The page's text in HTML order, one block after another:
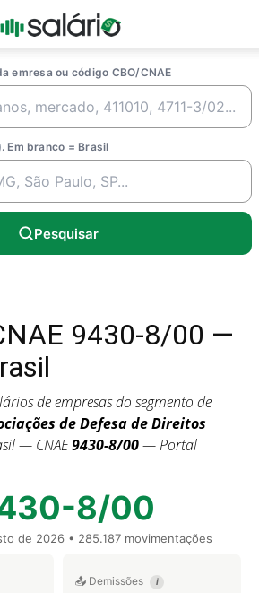
emresa ou código CBO/CNAE
. Em branco = Brasil
Pesquisar
9430-8/00 —
de empresas do segmento de
de Defesa de Direitos
— CNAE9430-8/00— Portal
8/00
de 2026 • 285.187 movimentações
📤 Demissões i